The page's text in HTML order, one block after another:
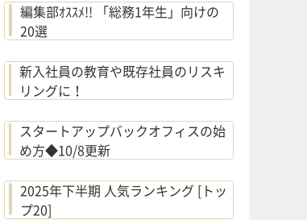
編集部ｵｽｽﾒ!! 「総務1年生」向けの
20選
新入社員の教育や既存社員のリスキ
リングに！
スタートアップバックオフィスの始
め方◆10/8更新
2025年下半期 人気ランキング [トッ
プ20]